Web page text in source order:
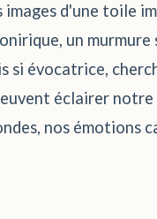
d'une toile
un
évocatrice,
éclairer
nos émotions